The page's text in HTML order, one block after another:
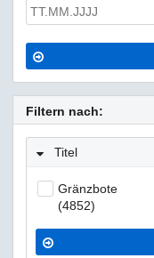
Filtern nach:
Titel
Gränzbote
(4852)